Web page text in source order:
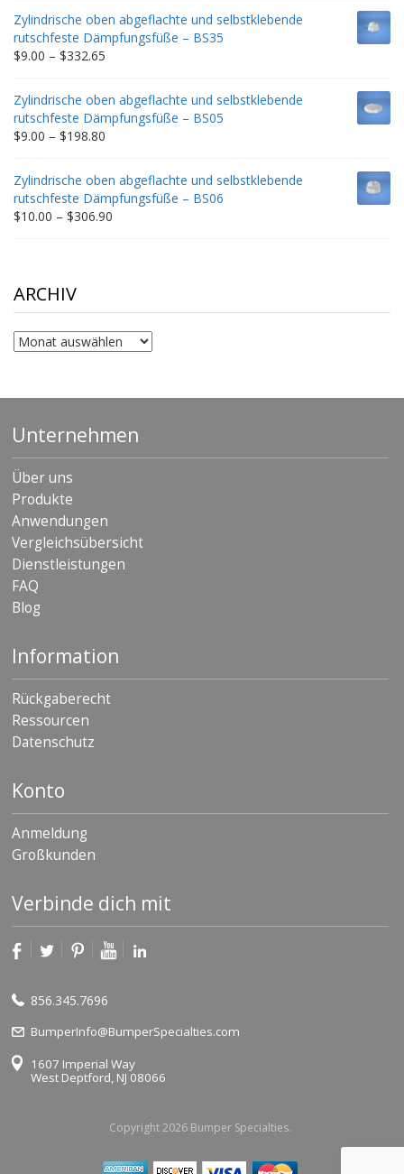
$9.00
through
$212.34
Zylindrische oben abgeflachte und selbstklebende
rutschfeste Dämpfungsfüße – BS35
$9.00 – $332.65
$9.00
through
$332.65
Zylindrische oben abgeflachte und selbstklebende
rutschfeste Dämpfungsfüße – BS05
$9.00 – $198.80
$9.00
through
$198.80
Zylindrische oben abgeflachte und selbstklebende
rutschfeste Dämpfungsfüße – BS06
$10.00 – $306.90
ARCHIV
Archiv
Unternehmen
Über uns
Produkte
Anwendungen
Vergleichsübersicht
Dienstleistungen
FAQ
Blog
Information
Rückgaberecht
Ressourcen
Datenschutz
Konto
Anmeldung
Großkunden
Verbinde dich mit
856.345.7696
BumperInfo@BumperSpecialties.com
1607 Imperial Way
West Deptford, NJ 08066
Copyright 2026 Bumper Specialties.